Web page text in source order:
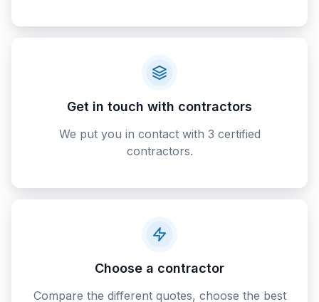
Get in touch with contractors
We put you in contact with 3 certified
contractors.
Choose a contractor
Compare the different quotes, choose the best